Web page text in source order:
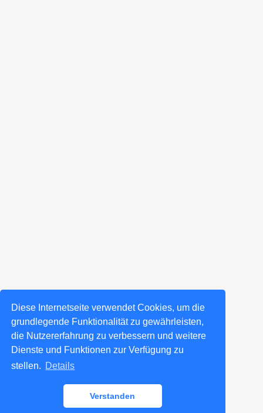
Diese Internetseite verwendet Cookies, um die
grundlegende Funktionalität zu gewährleisten,
die Nutzererfahrung zu verbessern und weitere
Dienste und Funktionen zur Verfügung zu
stellen. Details
Verstanden